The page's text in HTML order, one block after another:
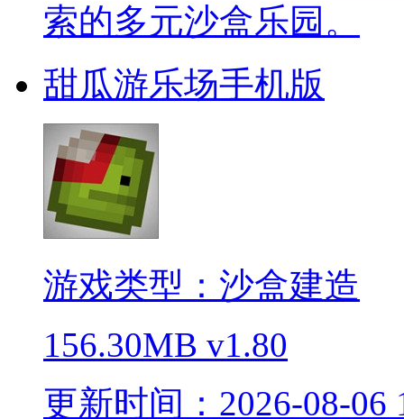
索的多元沙盒乐园。
甜瓜游乐场手机版
游戏类型：沙盒建造
156.30MB v1.80
更新时间：2026-08-06